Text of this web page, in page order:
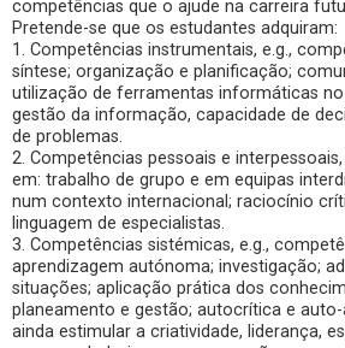
competências que o ajude na carreira
Pretende-se que os estudantes adquiram:
1. Competências instrumentais, e.g.,
síntese; organização e planificação;
utilização de ferramentas informáticas
gestão da informação, capacidade de
de problemas.
2. Competências pessoais e
em: trabalho de grupo e em equipas
num contexto internacional; raciocínio
linguagem de especialistas.
3. Competências sistémicas, e.g.,
aprendizagem autónoma; investigação;
situações; aplicação prática dos
planeamento e gestão; autocrítica e
ainda estimular a criatividade, liderança,